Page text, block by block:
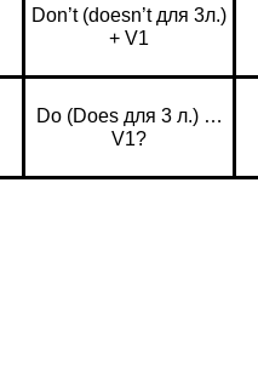
Don’t (doesn’t для 3л.)
+ V1
Do (Does для 3 л.) …
V1?